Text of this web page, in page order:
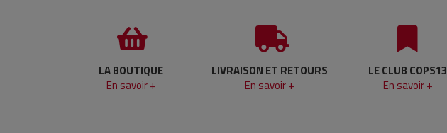
LA BOUTIQUE
En savoir +
LIVRAISON ET RETOURS
En savoir +
LE CLUB COPS13
En savoir +